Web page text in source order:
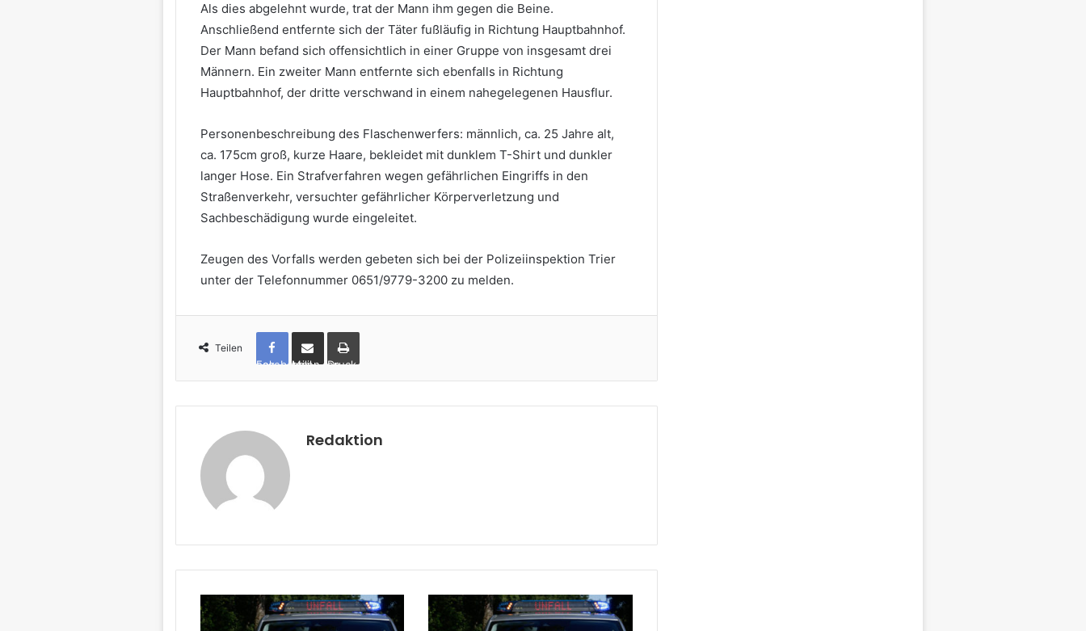
Als dies abgelehnt wurde, trat der Mann ihm gegen die Beine.
Anschließend entfernte sich der Täter fußläufig in Richtung Hauptbahnhof.
Der Mann befand sich offensichtlich in einer Gruppe von insgesamt drei
Männern. Ein zweiter Mann entfernte sich ebenfalls in Richtung
Hauptbahnhof, der dritte verschwand in einem nahegelegenen Hausflur.
Personenbeschreibung des Flaschenwerfers: männlich, ca. 25 Jahre alt,
ca. 175cm groß, kurze Haare, bekleidet mit dunklem T-Shirt und dunkler
langer Hose. Ein Strafverfahren wegen gefährlichen Eingriffs in den
Straßenverkehr, versuchter gefährlicher Körperverletzung und
Sachbeschädigung wurde eingeleitet.
Zeugen des Vorfalls werden gebeten sich bei der Polizeiinspektion Trier
unter der Telefonnummer 0651/9779-3200 zu melden.
Teilen
Facebook per Mail teilen Drucken
Redaktion